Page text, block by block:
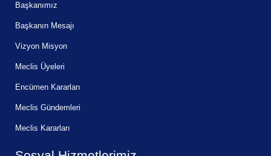
Başkanımız
Başkanın Mesajı
Vizyon Misyon
Meclis Üyeleri
Encümen Kararları
Meclis Gündemleri
Meclis Kararları